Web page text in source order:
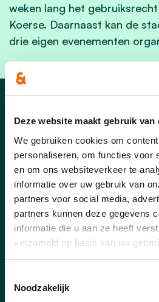
Deze website maakt gebruik van
We gebruiken cookies om
personaliseren, om functies voor
en om ons websiteverkeer te
informatie over uw gebruik van
partners voor social media,
partners kunnen deze gegevens
informatie die u aan ze heeft
verzameld op basis van uw
Noodzakelijk
weken lang het
Koerse. Daarnaast kan de
drie eigen evenementen
Nieuws
Buren vieren
feestcheque
03/03/25
De Europese Dag van
duizenden buren samen.